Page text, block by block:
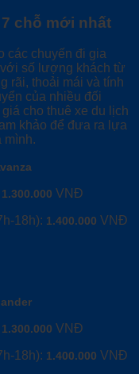
chỗ mới nhất
các chuyến đi gia
số lượng khách từ
rãi, thoải mái và tính
của nhiều đối
cho thuê xe du lịch
khảo để đưa ra lựa
mình.
1.300.000 VNĐ
18h): 1.400.000 VNĐ
1.300.000 VNĐ
18h): 1.400.000 VNĐ